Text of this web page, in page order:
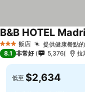
3 星級 飯店 提供健康餐點
B&B HOTEL
8.1 非常好 5,376 拉
低至 $2,634